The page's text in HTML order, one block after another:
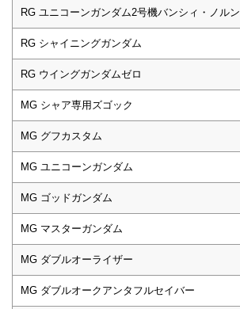
RG ユニコーンガンダム2号機バンシィ・ノルン
RG シャイニングガンダム
RG ウイングガンダムゼロ
MG シャア専用ズゴック
MG グフカスタム
MG ユニコーンガンダム
MG ゴッドガンダム
MG マスターガンダム
MG ダブルオーライザー
MG ダブルオークアンタフルセイバー